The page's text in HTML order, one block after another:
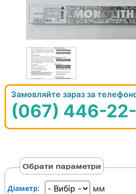
Замовляйте зараз за
(067) 446-
Обрати параметри
Діаметр: мм